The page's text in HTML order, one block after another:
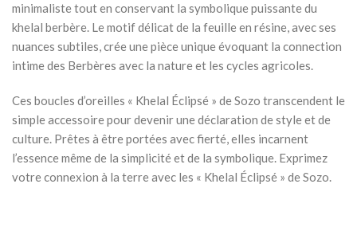
minimaliste tout en conservant la symbolique puissante du
khelal berbère. Le motif délicat de la feuille en résine, avec ses
nuances subtiles, crée une pièce unique évoquant la connection
intime des Berbères avec la nature et les cycles agricoles.
Ces boucles d’oreilles « Khelal Éclipsé » de Sozo transcendent le
simple accessoire pour devenir une déclaration de style et de
culture. Prêtes à être portées avec fierté, elles incarnent
l’essence même de la simplicité et de la symbolique. Exprimez
votre connexion à la terre avec les « Khelal Éclipsé » de Sozo.